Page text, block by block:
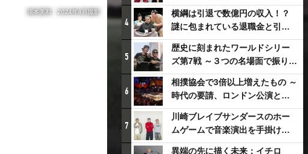
張本美和 2024年8月撮影
「ファイティング」ルールにつ
いて
4
横綱は引退で数億円の収入！？
謎に包まれている退職金と引退
相撲興行
5
歴史に刻まれたワールドシリー
ズ第7戦 ～３つの名場面で振り返
る～
6
相撲協会で3倍以上増えたもの ～
時代の要請、ロンドン公演と古
式大相撲
7
川崎ブレイブサンダースのホー
ムゲームで音楽演出を手掛ける
スチャダラパーが川崎新！アリ
異端の先に描く未来：イチロ